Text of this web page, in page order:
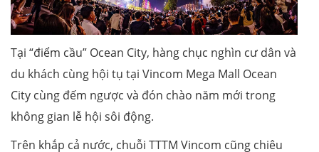
Tại “điểm cầu” Ocean City, hàng chục nghìn cư dân và
du khách cùng hội tụ tại Vincom Mega Mall Ocean
City cùng đếm ngược và đón chào năm mới trong
không gian lễ hội sôi động.
Trên khắp cả nước, chuỗi TTTM Vincom cũng chiêu